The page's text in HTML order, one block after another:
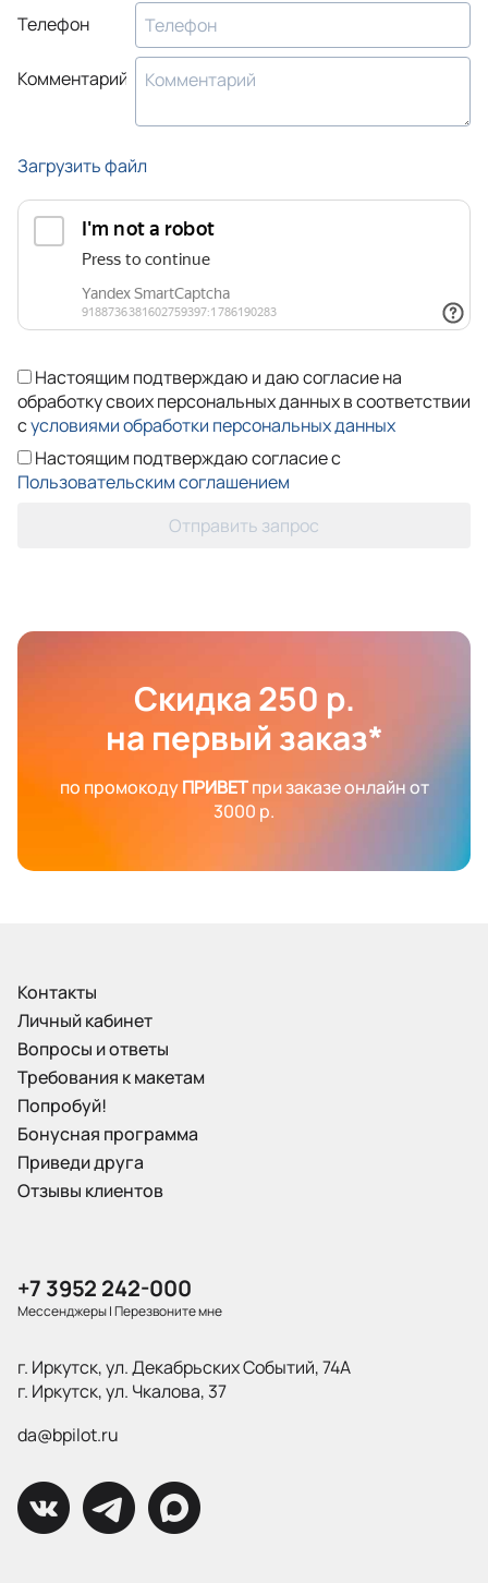
Телефон
Комментарий
Загрузить файл
Настоящим подтверждаю и даю согласие на
обработку своих персональных данных в соответствии
сусловиями обработки персональных данных
Настоящим подтверждаю согласие с
Пользовательским соглашением
Отправить запрос
Скидка 250 р.
на первый заказ*
по промокодуПРИВЕТпри заказе онлайн от
3000 р.
Контакты
Личный кабинет
Вопросы и ответы
Требования к макетам
Попробуй!
Бонусная программа
Приведи друга
Отзывы клиентов
+7 3952 242-000
Мессенджеры|Перезвоните мне
г. Иркутск, ул. Декабрьских Событий, 74А
г. Иркутск, ул. Чкалова, 37
da@bpilot.ru